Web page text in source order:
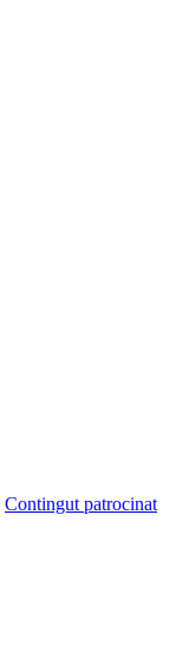
Contingut patrocinat